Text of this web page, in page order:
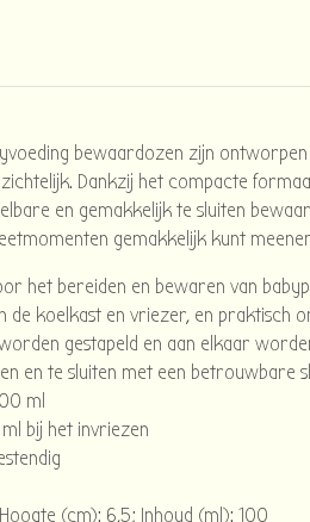
bewaardozen zijn
Dankzij het compacte
en gemakkelijk te sluiten
gemakkelijk kunt
het bereiden en bewaren van
de koelkast en vriezer, en praktisch
gestapeld en aan elkaar
en te sluiten met een betrouwbare
ml
bij het invriezen
(cm): 6,5; Inhoud (ml): 100